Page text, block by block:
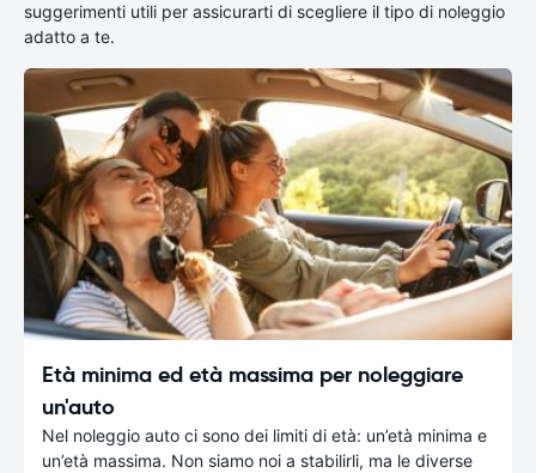
suggerimenti utili per assicurarti di scegliere il tipo di noleggio
adatto a te.
Età minima ed età massima per noleggiare
un'auto
Nel noleggio auto ci sono dei limiti di età: un’età minima e
un’età massima. Non siamo noi a stabilirli, ma le diverse